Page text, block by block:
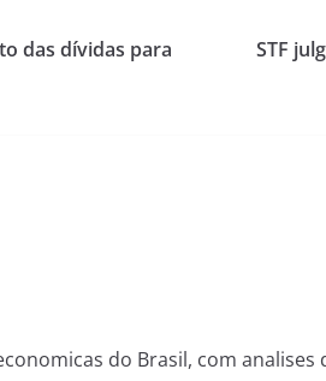
das dívidas para
STF
do Brasil, com